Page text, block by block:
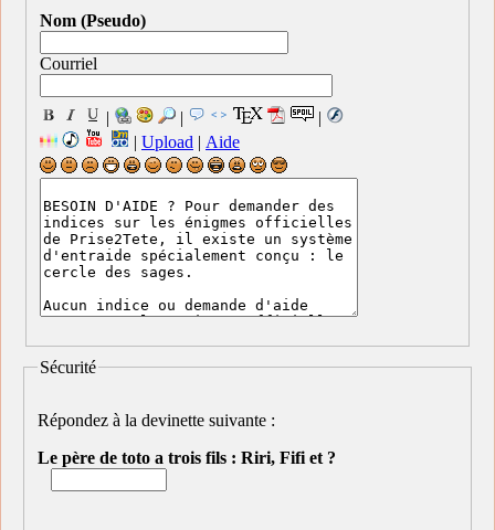
Nom (Pseudo)
Courriel
| |
|
| Upload | Aide
Sécurité
Répondez à la devinette suivante :
Le père de toto a trois fils : Riri, Fifi et ?